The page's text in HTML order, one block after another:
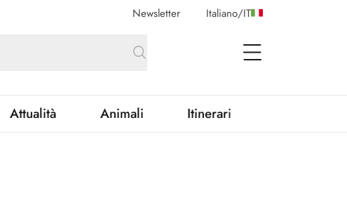
Newsletter Italiano/IT
open Menu
Attualità Animali Itinerari